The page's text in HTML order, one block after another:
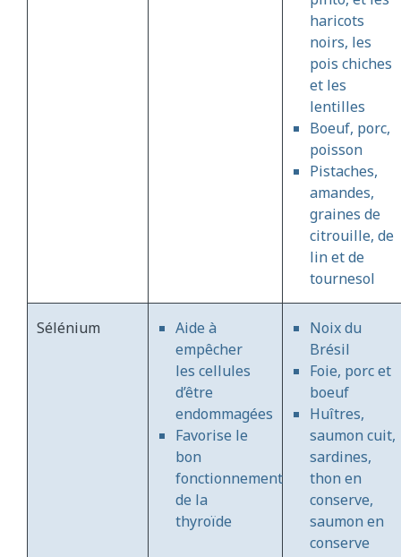
haricots
noirs, les
pois chiches
et les
lentilles
Boeuf, porc,
poisson
Pistaches,
amandes,
graines de
citrouille, de
lin et de
tournesol
Sélénium
Aide à
empêcher
les cellules
d’être
endommagées
Favorise le
bon
fonctionnement
de la
thyroïde
Noix du
Brésil
Foie, porc et
boeuf
Huîtres,
saumon cuit,
sardines,
thon en
conserve,
saumon en
conserve